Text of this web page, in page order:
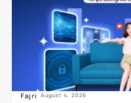
Fajri August 4, 2026